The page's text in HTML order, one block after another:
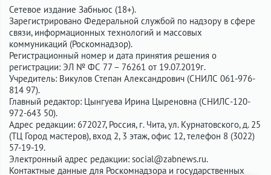
Сетевое издание Забньюс (18+).
Зарегистрировано Федеральной службой по надзору в сфере
связи, информационных технологий и массовых
коммуникаций (Роскомнадзор).
Регистрационный номер и дата принятия решения о
регистрации: ЭЛ № ФС 77 – 76261 от 19.07.2019г.
Учредитель: Викулов Степан Александрович (СНИЛС 061-976-
814 97).
Главный редактор: Цынгуева Ирина Цыреновна (СНИЛС-120-
972-643 50).
Адрес редакции: 672027, Россия, г. Чита, ул. Курнатовского, д. 25
(ТЦ Город мастеров), вход 2, 3 этаж, офис 12, телефон 8 (3022)
57-19-19.
Электронный адрес редакции: social@zabnews.ru.
Контактные данные для Роскомнадзора и государственных